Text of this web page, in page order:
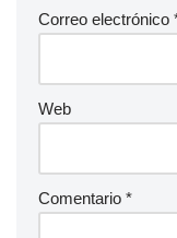
Correo electrónico
Web
Comentario *